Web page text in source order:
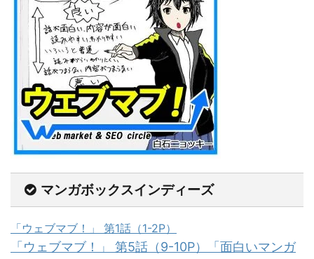
マンガボックスインディーズ
「ウェブマブ！」 第1話（1-2P）
「ウェブマブ！」 第5話（9-10P）「面白いマンガ